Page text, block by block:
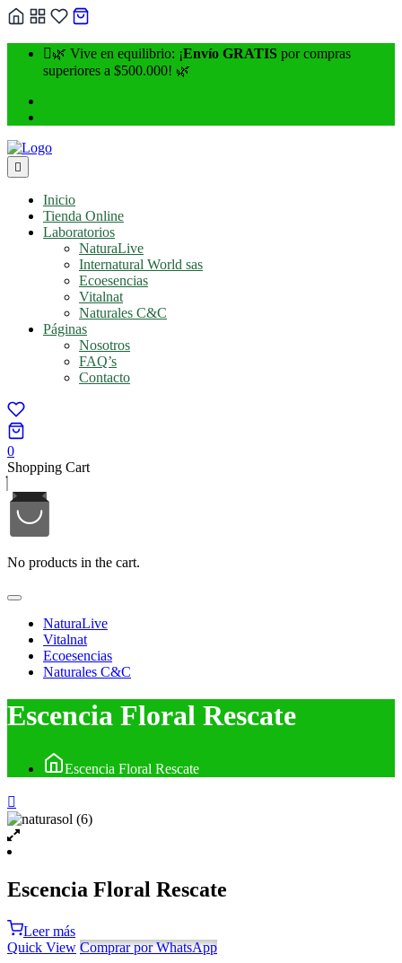
Skip
🌿 Vive en equilibrio: ¡Envío GRATIS por compras
superiores a $500.000! 🌿
Inicio
Tienda Online
Laboratorios
NaturaLive
Internatural World sas
Ecoesencias
Vitalnat
Naturales C&C
Páginas
Nosotros
FAQ’s
Contacto
0
Shopping Cart
No products in the cart.
NaturaLive
Vitalnat
Ecoesencias
Naturales C&C
Escencia Floral Rescate
Escencia Floral Rescate
Escencia Floral Rescate
Leer más
Quick View Comprar por WhatsApp